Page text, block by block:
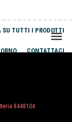
SU TUTTI I PRODOTTI
CONTATTACI
8448104